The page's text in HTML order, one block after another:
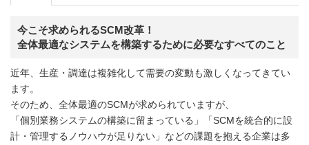
今こそ求められるSCM改革！
全体最適なシステムを構築するために必要なすべてのこと
近年、生産・調達は複雑化して需要の変動も激しくなってきてい
ます。
そのため、全体最適のSCMが求められていますが、
「個別業務システムの構築に留まっている」「SCMを統合的に設
計・管理するノウハウが足りない」などの課題を抱える企業は多